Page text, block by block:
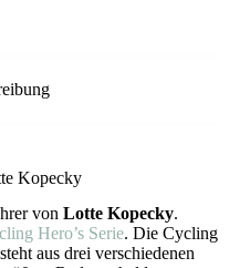
Kopecky
von Lotte Kopecky.
Hero’s Serie. Die Cycling
aus drei verschiedenen